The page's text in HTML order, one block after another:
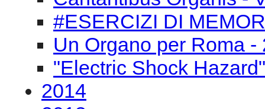
#ESERCIZI DI
Un Organo per Roma -
"Electric Shock Hazard"
2014